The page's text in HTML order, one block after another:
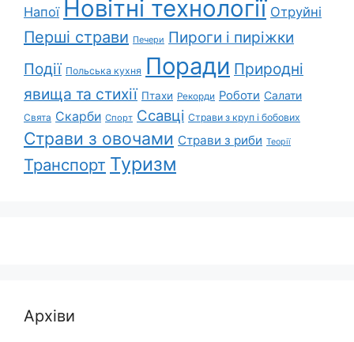
Напої Новітні технології Отруйні
Перші страви Печери Пироги і пиріжки
Події Польська кухня Поради Природні
явища та стихії Птахи Рекорди Роботи Салати
Свята Скарби Спорт Ссавці Страви з круп і бобових
Страви з овочами Страви з риби Теорії
Транспорт Туризм
Архіви